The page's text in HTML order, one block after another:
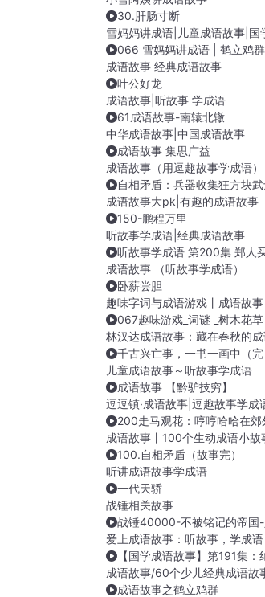
30.肝肠寸断
雪妈妈讲成语|儿童成语故事|国
066 雪妈妈讲成语 | 鹤立鸡群
成语故事 经典成语故事
叶公好龙
成语故事|听故事 学成语
61成语故事-南辕北辙
中华成语故事|中国成语故事
成语故事 集思广益
成语故事（用逗趣故事学成语）
自相矛盾：兵器收集狂方块
成语故事大pk|有趣的成语故事
150-鹏程万里
听故事学成语|经典成语故事
听故事学成语 第200集 郑人
成语故事 （听故事学成语）
卧薪尝胆
趣味字词与成语游戏丨成语故
067趣味游戏_词谜 _树木花草
林汉达成语故事：藏在春秋的
千古兴亡事，一书一画中（完
儿童成语故事～听故事学成语
成语故事 【黔驴技穷】
逗逗镇·成语故事|逗趣故事学成
200走马观花：哼哼哈哈在郊
成语故事丨100个生动成语小故
100.自相矛盾（故事完）
听讲成语故事学成语
一代天骄
战锤相关故事
战锤40000-不被铭记的帝国
爱上成语故事：听故事，学成语
【国学成语故事】第191集：
成语故事/60个少儿经典成语故
成语故事之鹤立鸡群